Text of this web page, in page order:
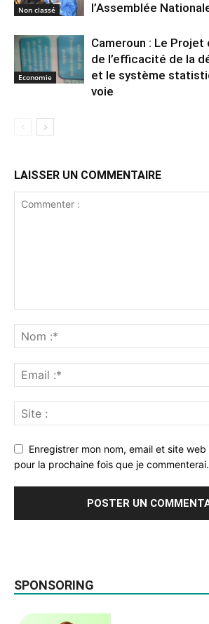
Non classé
l’Assemblée
Economie
Cameroun : Le Projet
de l’efficacité de la
et le système
voie
LAISSER UN COMMENTAIRE
Enregistrer mon nom, email et site
pour la prochaine fois que je commenterai.
SPONSORING